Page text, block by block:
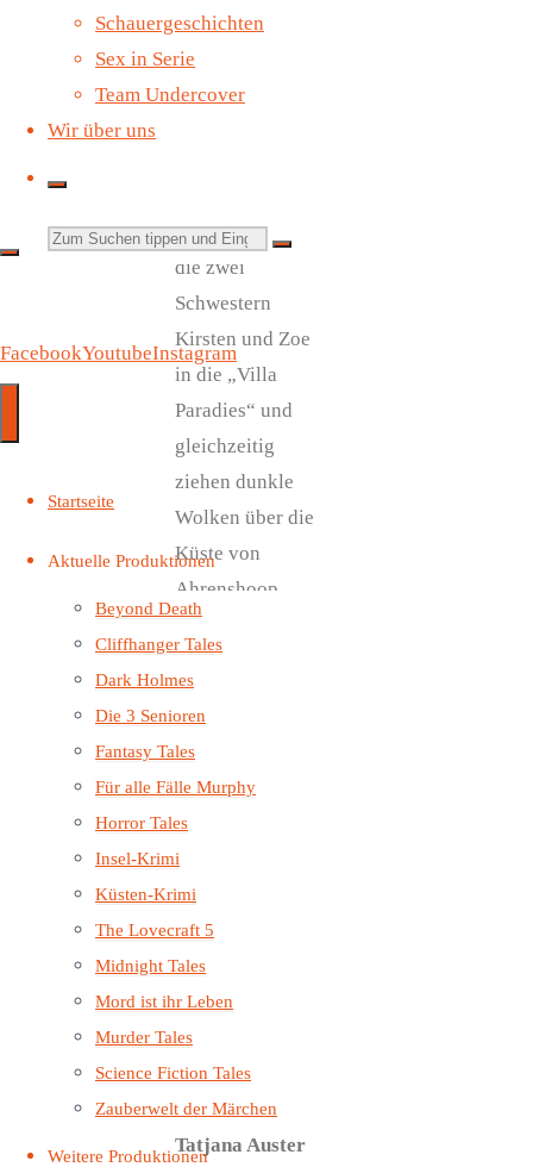
Schauergeschichten
Sex in Serie
Team Undercover
Wir über uns
Suchen
FacebookYoutubeInstagram
Startseite
Aktuelle Produktionen
Beyond Death
Cliffhanger Tales
Dark Holmes
Die 3 Senioren
Fantasy Tales
Für alle Fälle Murphy
Horror Tales
Insel-Krimi
Küsten-Krimi
The Lovecraft 5
Midnight Tales
Mord ist ihr Leben
Murder Tales
Science Fiction Tales
Zauberwelt der Märchen
Weitere Produktionen
Paradies
(VÖ 22. März
2024)
Erbschaft bringt
die zwei
Schwestern
Kirsten und Zoe
in die „Villa
Paradies“ und
gleichzeitig
ziehen dunkle
Wolken über die
Küste von
Ahrenshoop.
Der Tod hält
Einzug im
Paradies und
nichts ist mehr
so, wie es
einmal war.
Darsteller:
Katja Keßler ·
Kerstin
Draeger · Louis
F. Thiele ·
Nicolai Will ·
Heidi
Schaffrath ·
Tatjana Auster